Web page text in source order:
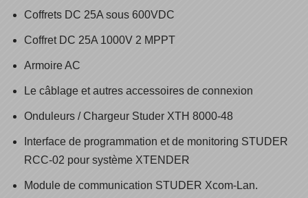
Coffrets DC 25A sous 600VDC
Coffret DC 25A 1000V 2 MPPT
Armoire AC
Le câblage et autres accessoires de connexion
Onduleurs / Chargeur Studer XTH 8000-48
Interface de programmation et de monitoring STUDER
RCC-02 pour système XTENDER
Module de communication STUDER Xcom-Lan.